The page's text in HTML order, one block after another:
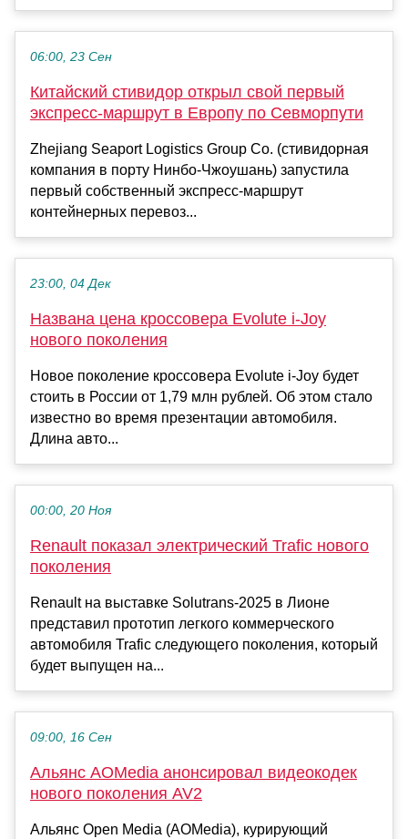
06:00, 23 Сен
Китайский стивидор открыл свой первый
экспресс-маршрут в Европу по Севморпути
Zhejiang Seaport Logistics Group Co. (стивидорная
компания в порту Нинбо-Чжоушань) запустила
первый собственный экспресс-маршрут
контейнерных перевоз...
23:00, 04 Дек
Названа цена кроссовера Evolute i-Joy
нового поколения
Новое поколение кроссовера Evolute i-Joy будет
стоить в России от 1,79 млн рублей. Об этом стало
известно во время презентации автомобиля.
Длина авто...
00:00, 20 Ноя
Renault показал электрический Trafic нового
поколения
Renault на выставке Solutrans-2025 в Лионе
представил прототип легкого коммерческого
автомобиля Trafic следующего поколения, который
будет выпущен на...
09:00, 16 Сен
Альянс AOMedia анонсировал видеокодек
нового поколения AV2
Альянс Open Media (AOMedia), курирующий